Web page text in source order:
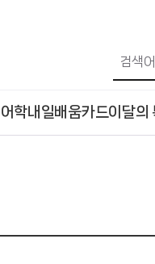
어학내일배움카드이달의